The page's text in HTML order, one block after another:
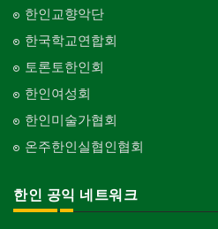
한인교향악단
한국학교연합회
토론토한인회
한인여성회
한인미술가협회
온주한인실협인협회
한인 공익 네트워크